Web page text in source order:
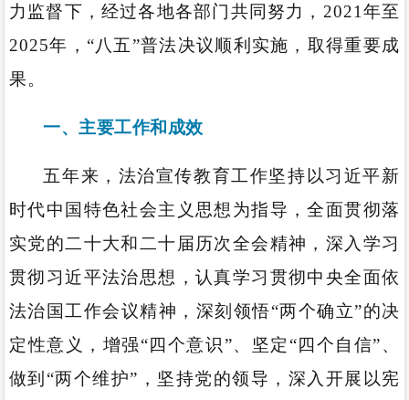
力监督下，经过各地各部门共同努力，2021年至
2025年，“八五”普法决议顺利实施，取得重要成
果。
一、主要工作和成效
五年来，法治宣传教育工作坚持以习近平新
时代中国特色社会主义思想为指导，全面贯彻落
实党的二十大和二十届历次全会精神，深入学习
贯彻习近平法治思想，认真学习贯彻中央全面依
法治国工作会议精神，深刻领悟“两个确立”的决
定性意义，增强“四个意识”、坚定“四个自信”、
做到“两个维护”，坚持党的领导，深入开展以宪